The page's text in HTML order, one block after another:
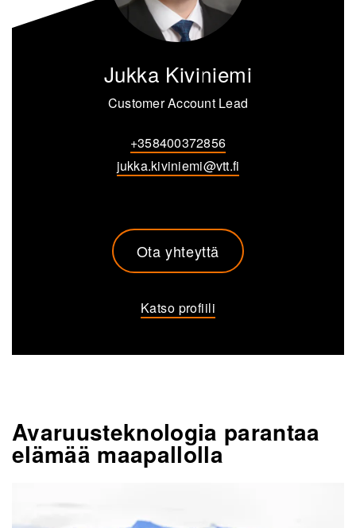
Jukka Kiviniemi
Customer Account Lead
+358400372856
jukka.kiviniemi@vtt.fi
Ota yhteyttä
Katso profiili
Avaruusteknologia parantaa
elämää maapallolla